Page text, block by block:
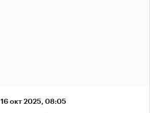
16 окт 2025, 08:05